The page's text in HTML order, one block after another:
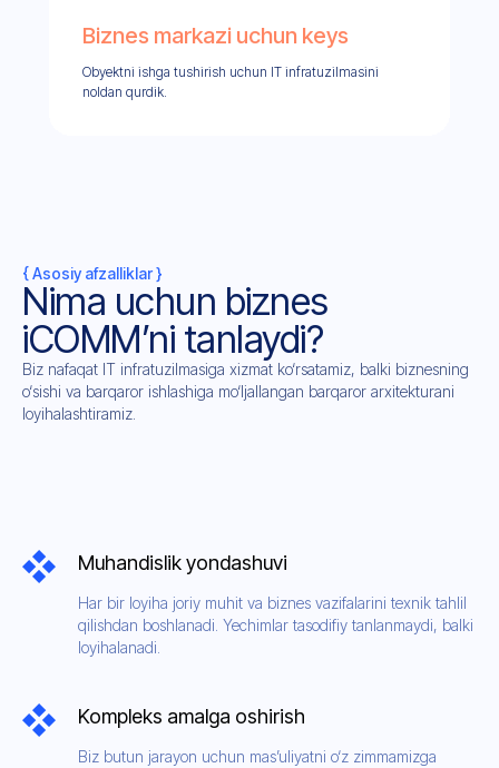
Biznes markazi uchun keys
Obyektni ishga tushirish uchun IT infratuzilmasini
noldan qurdik.
{ Asosiy afzalliklar }
Nima uchun biznes
iCOMM’ni tanlaydi?
Biz nafaqat IT infratuzilmasiga xizmat ko‘rsatamiz, balki biznesning
o‘sishi va barqaror ishlashiga mo‘ljallangan barqaror arxitekturani
loyihalashtiramiz.
Muhandislik yondashuvi
Har bir loyiha joriy muhit va biznes vazifalarini texnik tahlil
qilishdan boshlanadi. Yechimlar tasodifiy tanlanmaydi, balki
loyihalanadi.
Kompleks amalga oshirish
Biz butun jarayon uchun mas’uliyatni o‘z zimmamizga